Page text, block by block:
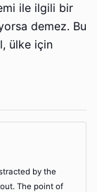
ile ilgili bir
demez. Bu
ülke için
by the
The point of